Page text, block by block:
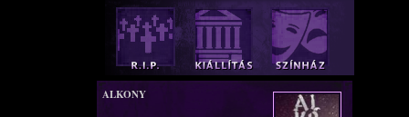
ALKONY